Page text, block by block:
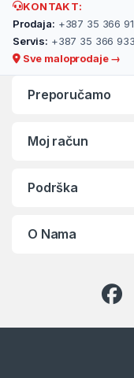
KONTAKT:
Prodaja: +387 35 366
Servis: +387 35 366 933
Sve maloprodaje →
Preporučamo
Moj račun
Podrška
O Nama